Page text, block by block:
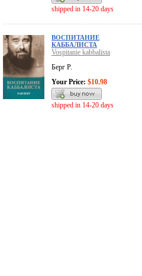
shipped in 14-20 days
ВОСПИТАНИЕ
КАББАЛИСТА
Vospitanie kabbalista
Берг Р.
Your Price: $10.98
shipped in 14-20 days